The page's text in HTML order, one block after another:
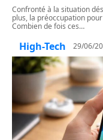
Confronté à la situation
plus, la préoccupation
Combien de fois ces…
High-Tech 29/06/